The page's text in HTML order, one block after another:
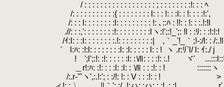
/ : : : : : : : : : : : : : : : : : : ; : : : : : : : :!: : : ﾍ
/: : : : : : : : : : :{ : : : : : : : : l: : : !: : :l: : !: : : :!:',
/: : : l: : : : : : : :l: : : : : : : : : !: ､::ﾊ : !!: : !: : :.!:!l
.//: : :,': : : : : : : :!: : : : : : : : :lヽ:!';:!_';: !l : :ﾘ: : :!:!:!
/ｲ:l: : :l: : : : : : : :.!: : : : : : : : :| ,｀_'!_｀;!-:/l: : /
' l:ﾊ: :!:l: : : : : : : :l: :l: : : : : l: : !
ヽ .r:ﾘ`l/ l: ｲ:./ j
! ';l';:!: :!: : : : : :l: :Ⅶ: : : :!: :.! ヾ' ...:::l::!
＿r!:ﾊ: :!: : : :l: :l: : Ⅶ : : :!: : ! :::::::ヽ
/:.r‐'"ヽ',:.!:'; : :/!: !: : V : : :!: : ! > 暴発な